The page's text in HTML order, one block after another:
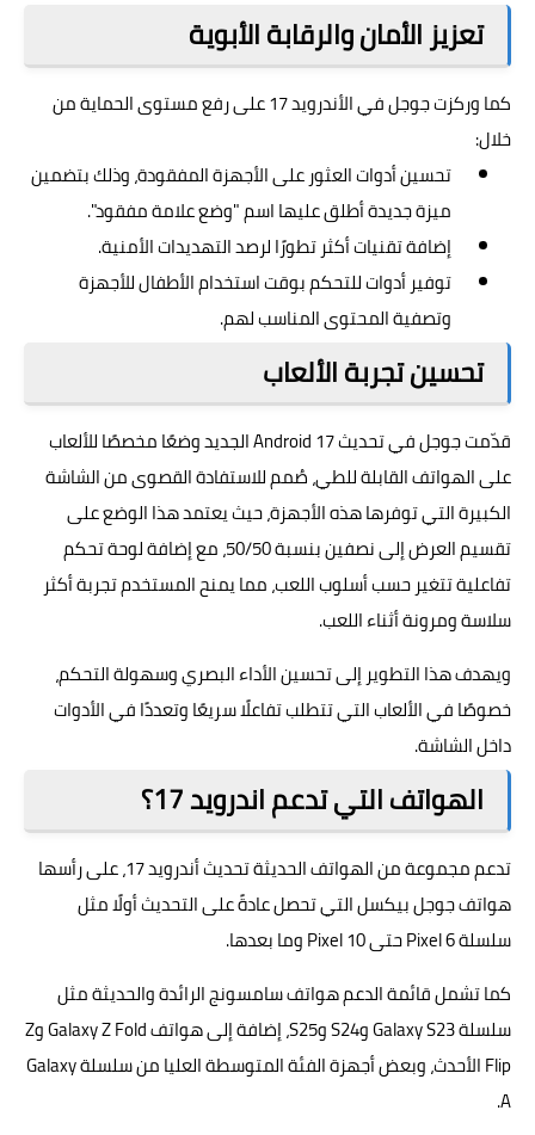
تعزيز الأمان والرقابة الأبوية
كما وركزت جوجل في الأندرويد 17 على رفع مستوى الحماية من
خلال:
تحسين أدوات العثور على الأجهزة المفقودة، وذلك بتضمين
ميزة جديدة أطلق عليها اسم "وضع علامة مفقود".
إضافة تقنيات أكثر تطورًا لرصد التهديدات الأمنية.
توفير أدوات للتحكم بوقت استخدام الأطفال للأجهزة
وتصفية المحتوى المناسب لهم.
تحسين تجربة الألعاب
قدّمت جوجل في تحديث Android 17 الجديد وضعًا مخصصًا للألعاب
على الهواتف القابلة للطي، صُمم للاستفادة القصوى من الشاشة
الكبيرة التي توفرها هذه الأجهزة، حيث يعتمد هذا الوضع على
تقسيم العرض إلى نصفين بنسبة 50/50، مع إضافة لوحة تحكم
تفاعلية تتغير حسب أسلوب اللعب، مما يمنح المستخدم تجربة أكثر
سلاسة ومرونة أثناء اللعب.
ويهدف هذا التطوير إلى تحسين الأداء البصري وسهولة التحكم،
خصوصًا في الألعاب التي تتطلب تفاعلًا سريعًا وتعددًا في الأدوات
داخل الشاشة.
الهواتف التي تدعم اندرويد 17؟
تدعم مجموعة من الهواتف الحديثة تحديث أندرويد 17، على رأسها
هواتف جوجل بيكسل التي تحصل عادةً على التحديث أولًا مثل
سلسلة Pixel 6 حتى Pixel 10 وما بعدها.
كما تشمل قائمة الدعم هواتف سامسونج الرائدة والحديثة مثل
سلسلة Galaxy S23 وS24 وS25، إضافة إلى هواتف Galaxy Z Fold وZ
Flip الأحدث، وبعض أجهزة الفئة المتوسطة العليا من سلسلة Galaxy
A.